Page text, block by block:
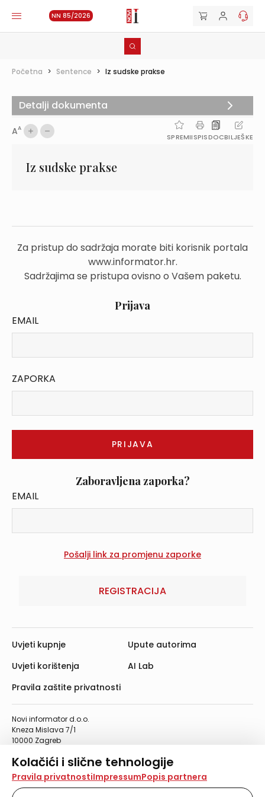
Kolačići i slične tehnologije
Na našoj web stranici koristimo kolačiće i slične
tehnologije za pohranu, čitanje i obradu informacija na
Pravila privatnostiImpressumPopis partnera
NN 85/2026
Početna > Sentence > Iz sudske prakse
AA
SPREMIISPISDOCBILJEŠKE
Iz sudske prakse
Za pristup do sadržaja morate biti korisnik portala
www.informator.hr.
Sadržajima se pristupa ovisno o Vašem paketu.
Prijava
EMAIL
ZAPORKA
Zaboravljena zaporka?
EMAIL
REGISTRACIJA
Detalji dokumenta
Novi informator d.o.o.
Kneza Mislava 7/1
10000 Zagreb
Telefaks: 01/4612-553
info@informator.hr
Uvjeti kupnje
Uvjeti korištenja
Pravila zaštite privatnosti
Upute autorima
AI Lab